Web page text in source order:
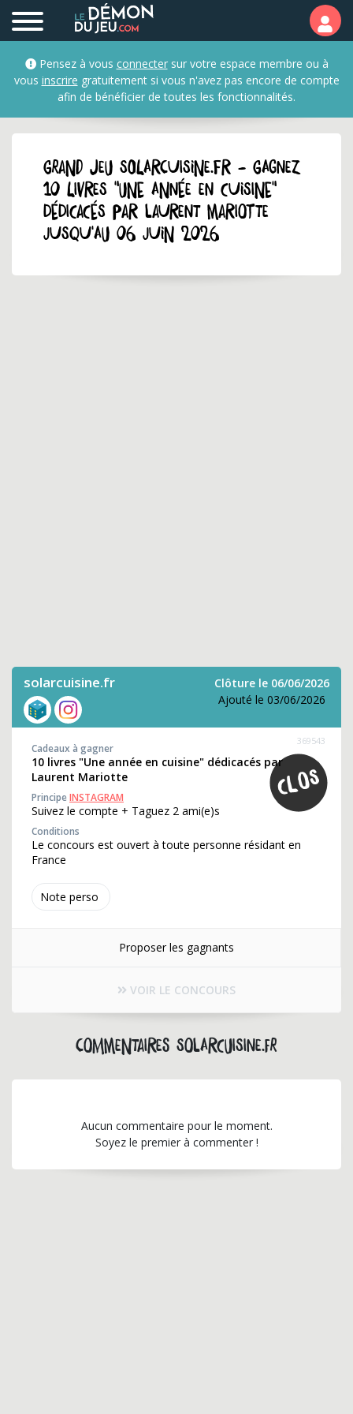
Pensez à vous connectersur votre espace membre ou à
vous inscrire gratuitement si vous n'avez pas encore de compte
afin de bénéficier de toutes les fonctionnalités.
GRAND JEU solarcuisine.fr - Gagnez
10 livres "Une année en cuisine"
dédicacés par Laurent Mariotte
jusqu'au 06 juin 2026
solarcuisine.fr
Clôture le 06/06/2026
Ajouté le 03/06/2026
Note perso
369543
Cadeaux à gagner
10 livres "Une année en cuisine" dédicacés par
Laurent Mariotte
PrincipeINSTAGRAM
Suivez le compte + Taguez 2 ami(e)s
Conditions
Le concours est ouvert à toute personne résidant en
France
Proposer les gagnants
VOIR LE CONCOURS
Commentaires solarcuisine.fr
Aucun commentaire pour le moment.
Soyez le premier à commenter !